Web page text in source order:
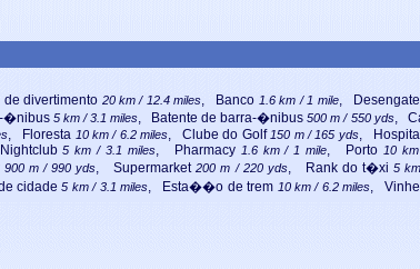
divertimento 20 km / 12.4 miles, Banco 1.6 km / 1 mile,
�nibus 5 km / 3.1 miles, Batente de barra-�nibus500 m / 550 yds,
, Floresta 10 km / 6.2 miles, Clube do Golf150 m / 165 yds,
5 km / 3.1 miles, Pharmacy 1.6 km / 1 mile, Porto10
900 m / 990 yds, Supermarket200 m / 220 yds, Rank do t�xi5
cidade5 km / 3.1 miles, Esta��o de trem 10 km / 6.2 miles,